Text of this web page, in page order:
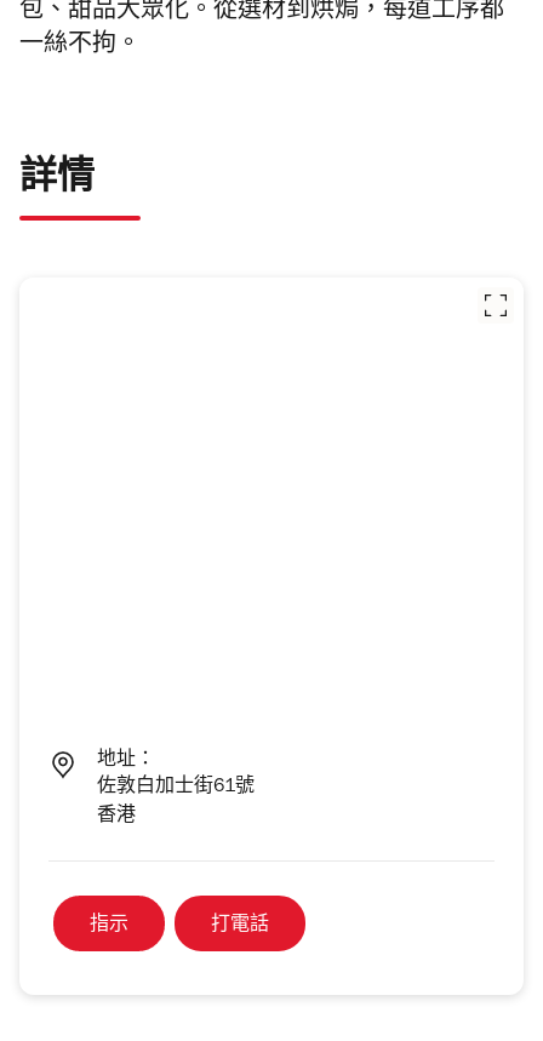
包、甜品大眾化。 從選材到烘焗，每道工序都
一絲不拘。
詳情
地址：
佐敦白加士街61號
香港
指示 打電話